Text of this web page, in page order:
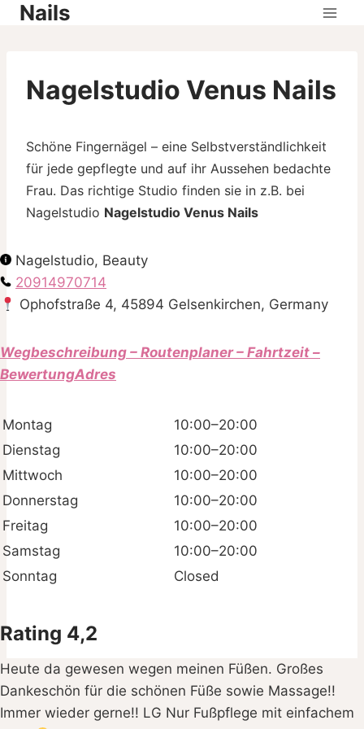
SkipNails
Nagelstudio Venus Nails
Schöne Fingernägel – eine Selbstverständlichkeit
für jede gepflegte und auf ihr Aussehen bedachte
Frau. Das richtige Studio finden sie in z.B. bei
Nagelstudio Nagelstudio Venus Nails
Nagelstudio, Beauty
20914970714
Ophofstraße 4, 45894 Gelsenkirchen, Germany
Wegbeschreibung – Routenplaner – Fahrtzeit –
BewertungAdres
Montag
10:00–20:00
Dienstag
10:00–20:00
Mittwoch
10:00–20:00
Donnerstag
10:00–20:00
Freitag
10:00–20:00
Samstag
10:00–20:00
Sonntag
Closed
Rating 4,2
Heute da gewesen wegen meinen Füßen. Großes
Dankeschön für die schönen Füße sowie Massage!!
Immer wieder gerne!! LG Nur Fußpflege mit einfachem